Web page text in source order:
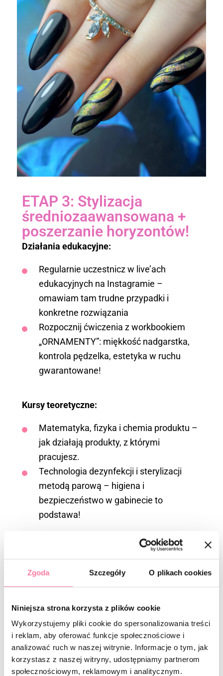
Zgoda Szczegóły O plikach cookies
Niniejsza strona korzysta z plików cookie
Wykorzystujemy pliki cookie do spersonalizowania treści
i reklam, aby oferować funkcje społecznościowe i
analizować ruch w naszej witrynie. Informacje o tym, jak
korzystasz z naszej witryny, udostępniamy partnerom
społecznościowym, reklamowym i analitycznym.
ETAP 3: Stylizacja
średniozaawansowana +
poszerzanie horyzontów!
Działania edukacyjne:
Regularnie uczestnicz w live’ach
edukacyjnych na Instagramie –
omawiam tam trudne przypadki i
konkretne rozwiązania
Rozpocznij ćwiczenia z workbookiem
„ORNAMENTY”: miękkość nadgarstka,
kontrola pędzelka, estetyka w ruchu
gwarantowane!
Kursy teoretyczne:
Matematyka, fizyka i chemia produktu –
jak działają produkty, z którymi
pracujesz.
Technologia dezynfekcji i sterylizacji
metodą parową – higiena i
bezpieczeństwo w gabinecie to
podstawa!
Kursy techniczne:
Korekta, uzupełnienie i odnowa – praca z
Bezinwazyjne usuwanie masy –
zdejmowanie produktu bez uszkodzenia
paznokcia.
Idealny kwadrat – modelowanie kształtu
od A do Z.